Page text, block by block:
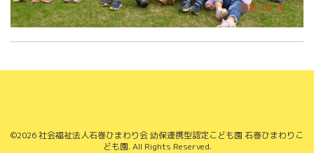
©2026社会福祉法人石巻ひまわり会 幼保連携型認定こども園 石巻ひまわりこ
ども園. All Rights Reserved.